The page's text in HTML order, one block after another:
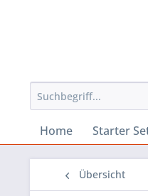
Home Starter
Übersicht